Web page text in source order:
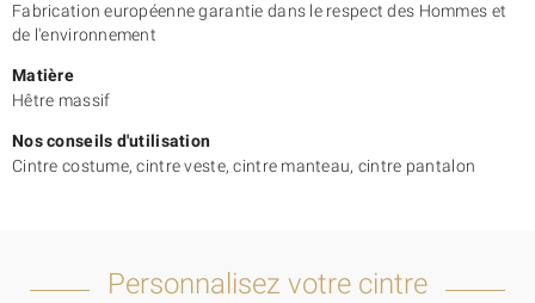
Fabrication européenne garantie dans le respect des Hommes et
de l'environnement
Matière
Hêtre massif
Nos conseils d'utilisation
Cintre costume, cintre veste, cintre manteau, cintre pantalon
Personnalisez votre cintre